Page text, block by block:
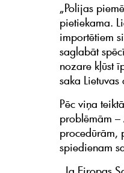
„Polijas
pietiekama.
importētiem
saglabāt
nozare kļūst
saka
Pēc viņa
problēmām
procedūrām,
spiedienam